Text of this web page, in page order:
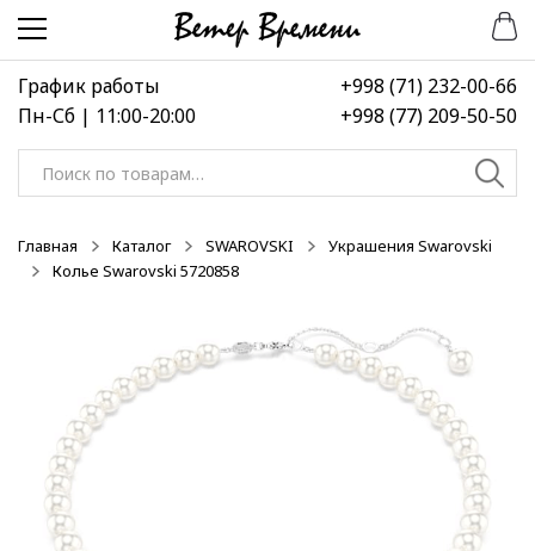
Перейти
навигации
Перейти
содержимому
График работы
Пн-Сб | 11:00-20:00
+998 (71) 232-00-66
+998 (77) 209-50-50
Искать:
Главная Каталог SWAROVSKI
Украшения Swarovski
Колье Swarovski 5720858